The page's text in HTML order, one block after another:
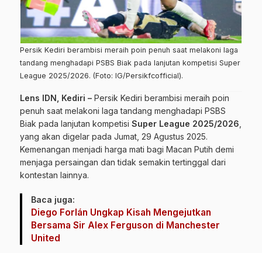
Persik Kediri berambisi meraih poin penuh saat melakoni laga
tandang menghadapi PSBS Biak pada lanjutan kompetisi Super
League 2025/2026. (Foto: IG/Persikfcofficial).
Lens IDN, Kediri – Persik Kediri berambisi meraih poin
penuh saat melakoni laga tandang menghadapi PSBS
Biak pada lanjutan kompetisi Super League 2025/2026
yang akan digelar pada Jumat, 29 Agustus 2025.
Kemenangan menjadi harga mati bagi Macan Putih demi
menjaga persaingan dan tidak semakin tertinggal dari
kontestan lainnya.
Baca juga:
Diego Forlán Ungkap Kisah Mengejutkan
Bersama Sir Alex Ferguson di Manchester
United